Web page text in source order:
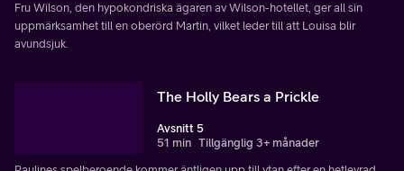
Fru Wilson, den hypokondriska ägaren av Wilson-hotellet, ger all sin
uppmärksamhet till en oberörd Martin, vilket leder till att Louisa blir
avundsjuk.
The Holly Bears a Prickle
Avsnitt 5
51 min Tillgänglig 3+ månader